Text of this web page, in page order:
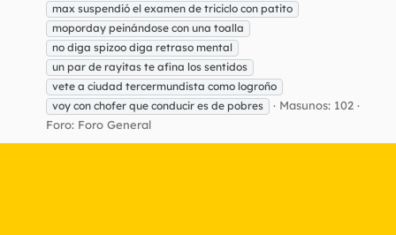
max suspendió el examen de triciclo con patito
moporday peinándose con una toalla
no diga spizoo diga retraso mental
un par de rayitas te afina los sentidos
vete a ciudad tercermundista como logroño
voy con chofer que conducir es de pobres
Masunos: 102
Foro: Foro General